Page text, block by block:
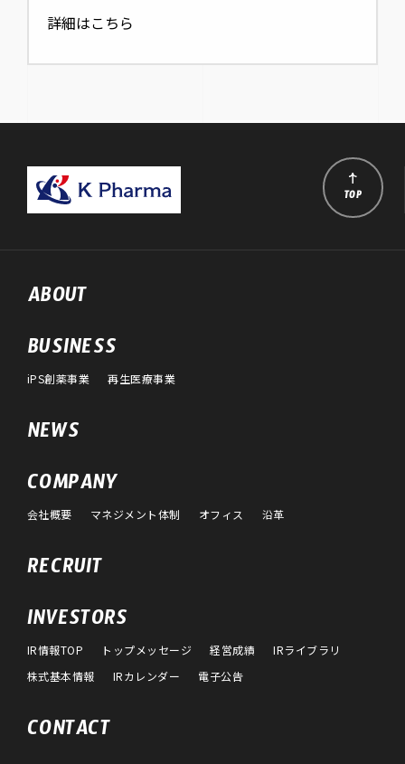
詳細はこちら
ABOUT
BUSINESS
iPS創薬事業 再生医療事業
NEWS
COMPANY
会社概要 マネジメント体制 オフィス 沿革
RECRUIT
INVESTORS
IR情報TOP トップメッセージ 経営成績
IRライブラリ
株式基本情報
IRカレンダー 電子公告
CONTACT
TOP